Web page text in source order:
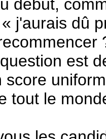
début,
j'aurais dû
est
score
tout le